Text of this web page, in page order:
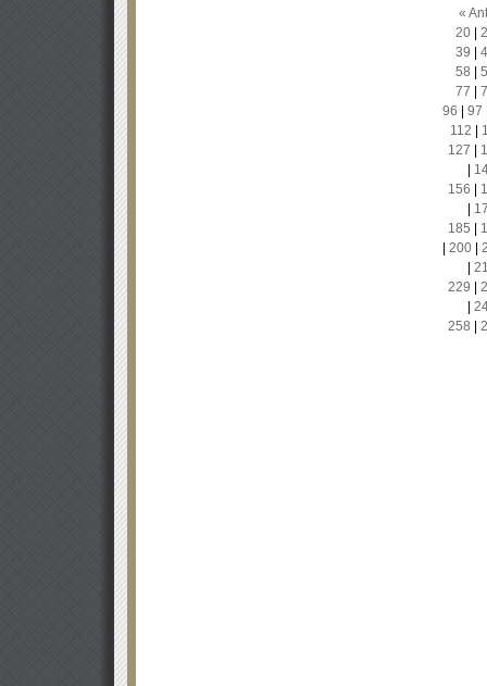
«
20|
39
58
77
96
97
112
127
156
185
200|
229
258